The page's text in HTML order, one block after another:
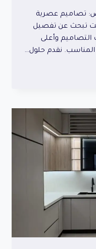
تصاميم عصرية
0536478146 إذا كنت تبحث عن تفصيل
التصاميم وأعلى
المناسب. نقدم حلول…